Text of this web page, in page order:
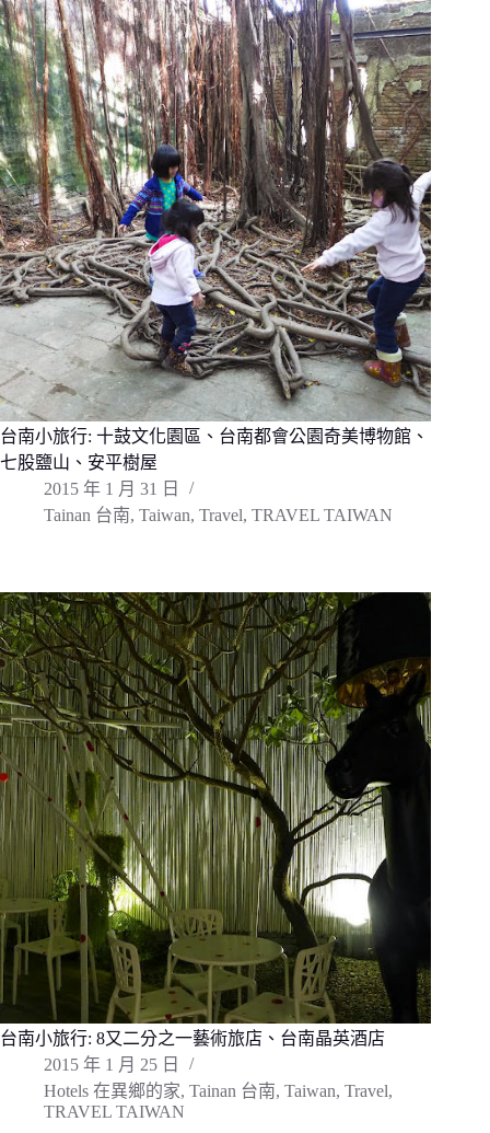
台南小旅行: 十鼓文化園區、台南都會公園奇美博物館、
七股鹽山、安平樹屋
2015 年 1 月 31 日
Tainan 台南, Taiwan, Travel, TRAVEL TAIWAN
台南小旅行: 8又二分之一藝術旅店、台南晶英酒店
2015 年 1 月 25 日
Hotels 在異鄉的家, Tainan 台南, Taiwan, Travel,
TRAVEL TAIWAN